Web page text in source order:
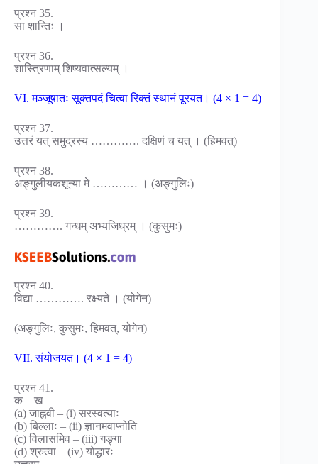
प्रश्न 35.
सा शान्तिः ।
प्रश्न 36.
शास्त्रिणाम् शिष्यवात्सल्यम् ।
VI. मञ्जूषातः सूक्तपदं चित्वा रिक्तं स्थानं पूरयत। (4 × 1 = 4)
प्रश्न 37.
उत्तरं यत् समुद्रस्य …………. दक्षिणं च यत् । (हिमवत्)
प्रश्न 38.
अङ्गुलीयकशून्या मे ………… । (अङ्गुलिः)
प्रश्न 39.
…………. गन्धम् अभ्यजिध्रम् । (कुसुमः)
प्रश्न 40.
विद्या …………. रक्ष्यते । (योगेन)
(अङ्गुलिः, कुसुमः, हिमवत्, योगेन)
VII. संयोजयत। (4 × 1 = 4)
प्रश्न 41.
क – ख
(a) जाह्नवी – (i) सरस्वत्याः
(b) बिल्लाः – (ii) ज्ञानमवाप्नोति
(c) विलासमिव – (iii) गङ्गा
(d) श्रुत्वा – (iv) योद्धारः